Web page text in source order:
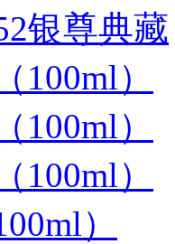
银尊典藏
100ml）
100ml）
100ml）
）